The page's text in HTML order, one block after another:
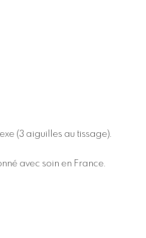
(3 aiguilles au tissage).
avec soin en France.